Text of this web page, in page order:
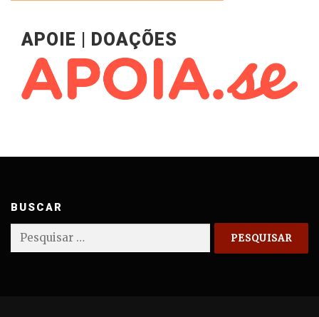
APOIE | DOAÇÕES
BUSCAR
Pesquisar